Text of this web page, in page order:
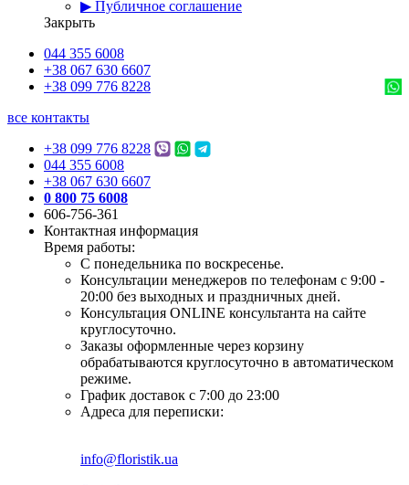
▶ Публичное соглашение
Закрыть
044 355 6008
+38 067 630 6607
+38 099 776 8228
все контакты
+38 099 776 8228
044 355 6008
+38 067 630 6607
0 800 75 6008
606-756-361
Контактная информация
Время работы:
С понедельника по воскресенье.
Консультации менеджеров по телефонам с 9:00 -
20:00 без выходных и праздничных дней.
Консультация ONLINE консультанта на сайте
круглосуточно.
Заказы оформленные через корзину
обрабатываются круглосуточно в автоматическом
режиме.
График доставок с 7:00 до 23:00
Адреса для переписки:
info@floristik.ua